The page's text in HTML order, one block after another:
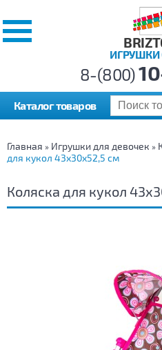
8-(800)
Каталог товаров
Главная » Игрушки для девочек »
для кукол 43х30х52,5 см
Коляска для кукол